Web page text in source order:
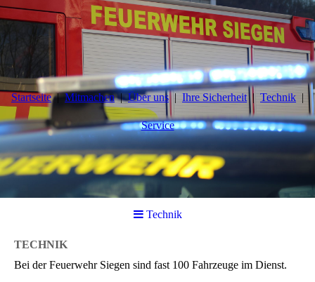
Startseite Mitmachen Über uns Ihre Sicherheit Technik
Service
Technik
TECHNIK
Bei der Feuerwehr Siegen sind fast 100 Fahrzeuge im Dienst.